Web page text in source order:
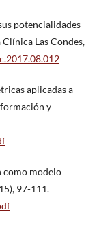
potencialidades
Las Condes,
aplicadas a
y
como modelo
97-111.